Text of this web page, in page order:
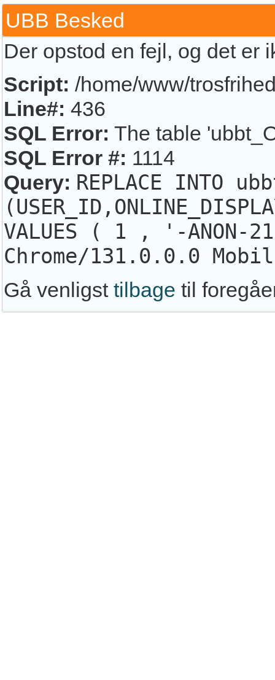
UBB Besked
Der opstod en fejl, og det
Script: /home/www/
Line#: 436
SQL Error: The table
SQL Error #: 1114
Query: REPLACE INTO
VALUES ( 1 , '-
Chrome/131.0.0.0
Gå venligst tilbage til